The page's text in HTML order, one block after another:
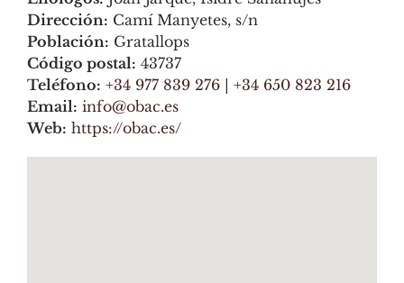
Dirección: Camí Manyetes, s/n
Población: Gratallops
Código postal: 43737
Teléfono: +34 977 839 276 | +34 650 823 216
Email: info@obac.es
Web: https://obac.es/